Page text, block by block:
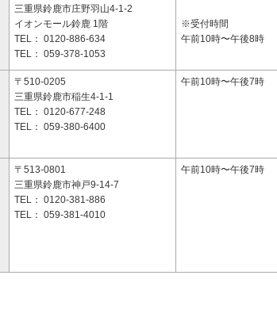
三重県鈴鹿市庄野羽山4-1-2
イオンモール鈴鹿 1階
TEL： 0120-886-634
TEL： 059-378-1053
※受付時間
午前10時〜午後8時
〒510-0205
三重県鈴鹿市稲生4-1-1
TEL： 0120-677-248
TEL： 059-380-6400
午前10時〜午後7時
〒513-0801
三重県鈴鹿市神戸9-14-7
TEL： 0120-381-886
TEL： 059-381-4010
午前10時〜午後7時